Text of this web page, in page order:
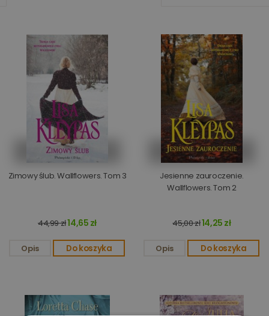
Zimowy ślub. Wallflowers. Tom 3
44,99 zł14,65 zł
Opis Do koszyka
Jesienne zauroczenie.
Wallflowers. Tom 2
45,00 zł14,25 zł
Opis Do koszyka